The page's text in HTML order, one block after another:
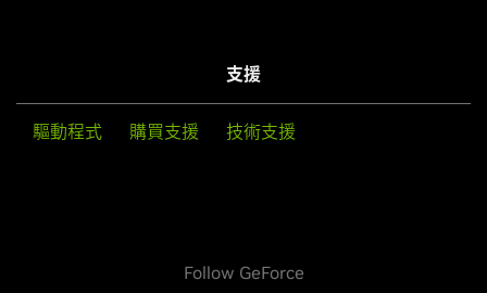
支援
驅動程式 購買支援 技術支援
Follow GeForce